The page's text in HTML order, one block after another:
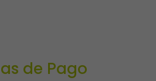
de Pago